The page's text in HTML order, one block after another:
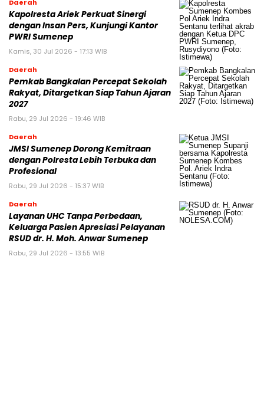
Daerah
Kapolresta Ariek Perkuat Sinergi
dengan Insan Pers, Kunjungi Kantor
PWRI Sumenep
Kamis, 30 Jul 2026 - 17:13 WIB
Daerah
Pemkab Bangkalan Percepat Sekolah
Rakyat, Ditargetkan Siap Tahun Ajaran
2027
Rabu, 29 Jul 2026 - 19:46 WIB
Daerah
JMSI Sumenep Dorong Kemitraan
dengan Polresta Lebih Terbuka dan
Profesional
Rabu, 29 Jul 2026 - 15:37 WIB
Daerah
Layanan UHC Tanpa Perbedaan,
Keluarga Pasien Apresiasi Pelayanan
RSUD dr. H. Moh. Anwar Sumenep
Rabu, 29 Jul 2026 - 13:55 WIB